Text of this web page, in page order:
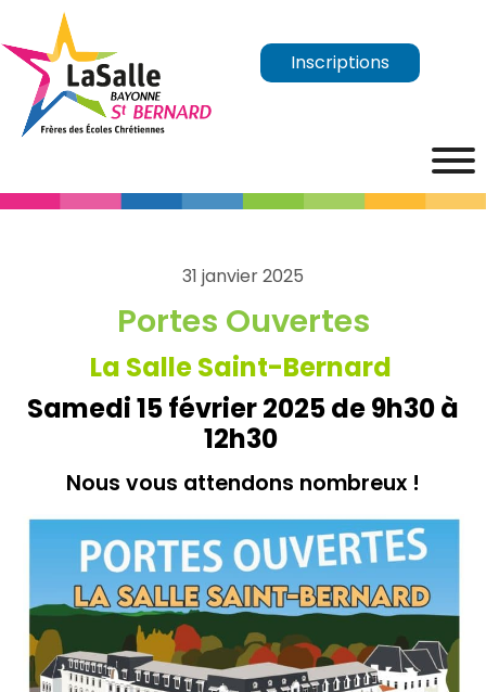
Inscriptions
31 janvier 2025
Portes Ouvertes
La Salle Saint-Bernard
Samedi 15 février 2025 de 9h30 à
12h30
Nous vous attendons nombreux !